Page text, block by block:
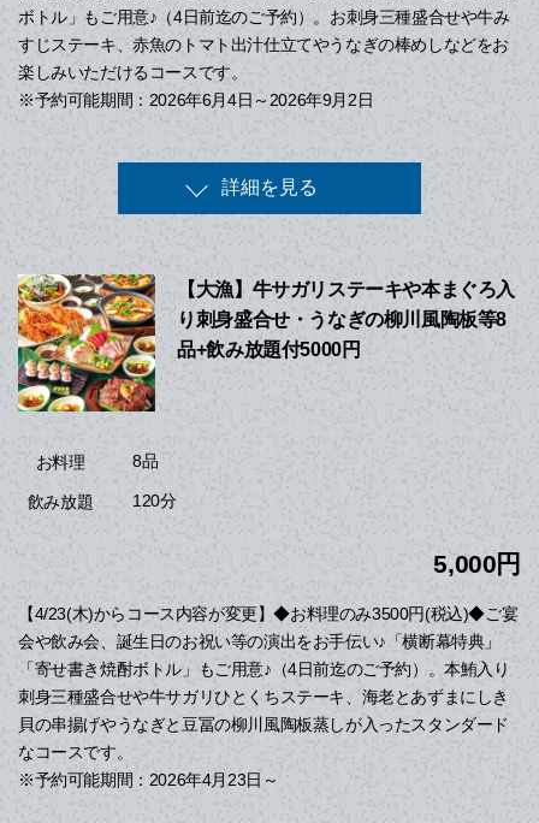
ボトル」もご用意♪（4日前迄のご予約）。お刺身三種盛合せや牛み
すじステーキ、赤魚のトマト出汁仕立てやうなぎの棒めしなどをお
楽しみいただけるコースです。
※予約可能期間：2026年6月4日～2026年9月2日
詳細を見る
【大漁】牛サガリステーキや本まぐろ入
り刺身盛合せ・うなぎの柳川風陶板等8
品+飲み放題付5000円
お料理 8品
飲み放題 120分
5,000円
【4/23(木)からコース内容が変更】◆お料理のみ3500円(税込)◆ご宴
会や飲み会、誕生日のお祝い等の演出をお手伝い♪「横断幕特典」
「寄せ書き焼酎ボトル」もご用意♪（4日前迄のご予約）。本鮪入り
刺身三種盛合せや牛サガリひとくちステーキ、海老とあずまにしき
貝の串揚げやうなぎと豆冨の柳川風陶板蒸しが入ったスタンダード
なコースです。
※予約可能期間：2026年4月23日～